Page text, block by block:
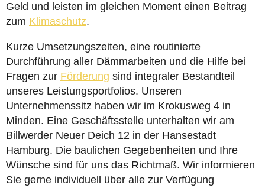
Geld und leisten im gleichen Moment einen Beitrag
zum Klimaschutz.
Kurze Umsetzungszeiten, eine routinierte
Durchführung aller Dämmarbeiten und die Hilfe bei
Fragen zur Förderung sind integraler Bestandteil
unseres Leistungsportfolios. Unseren
Unternehmenssitz haben wir im Krokusweg 4 in
Minden. Eine Geschäftsstelle unterhalten wir am
Billwerder Neuer Deich 12 in der Hansestadt
Hamburg. Die baulichen Gegebenheiten und Ihre
Wünsche sind für uns das Richtmaß. Wir informieren
Sie gerne individuell über alle zur Verfügung